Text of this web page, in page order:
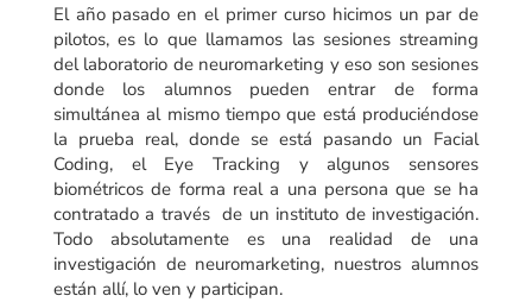
El año pasado en el primer curso hicimos un par de
pilotos, es lo que llamamos las sesiones streaming
del laboratorio de neuromarketing y eso son sesiones
donde los alumnos pueden entrar de forma
simultánea al mismo tiempo que está produciéndose
la prueba real, donde se está pasando un Facial
Coding, el Eye Tracking y algunos sensores
biométricos de forma real a una persona que se ha
contratado a través de un instituto de investigación.
Todo absolutamente es una realidad de una
investigación de neuromarketing, nuestros alumnos
están allí, lo ven y participan.